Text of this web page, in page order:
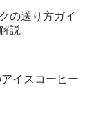
の送り方ガイ
説
イスコーヒー